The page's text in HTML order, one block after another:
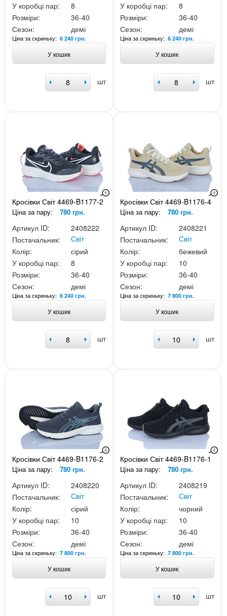
У коробці пар:
8
Розміри:
36-40
Сезон:
демі
Ціна за скриньку: 6 240 грн.
У кошик
шт
У коробці пар:
8
Розміри:
36-40
Сезон:
демі
Ціна за скриньку:6 240 грн.
У кошик
шт
Кросівки Світ 4469-B1177-2
Ціна за пару: 780 грн.
Артикул ID:
2408222
Постачальник:
Світ
Колір:
сірий
У коробці пар:
8
Розміри:
36-40
Сезон:
демі
Ціна за скриньку: 6 240 грн.
У кошик
шт
Кросівки Світ 4469-B1176-4
Ціна за пару: 780 грн.
Артикул ID:
2408221
Постачальник:
Світ
Колір:
бежевий
У коробці пар:
10
Розміри:
36-40
Сезон:
демі
Ціна за скриньку:7 800 грн.
У кошик
шт
Кросівки Світ 4469-B1176-2
Ціна за пару: 780 грн.
Артикул ID:
2408220
Постачальник:
Світ
Колір:
сірий
У коробці пар:
10
Розміри:
36-40
Сезон:
демі
Ціна за скриньку: 7 800 грн.
У кошик
шт
Кросівки Світ 4469-B1176-1
Ціна за пару: 780 грн.
Артикул ID:
2408219
Постачальник:
Світ
Колір:
чорний
У коробці пар:
10
Розміри:
36-40
Сезон:
демі
Ціна за скриньку:7 800 грн.
У кошик
шт